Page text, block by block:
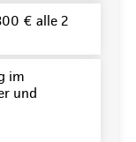
€ alle 2
im
und